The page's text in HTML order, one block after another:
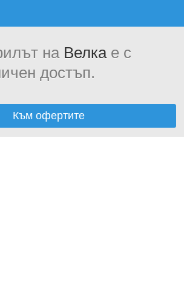
на Велкае с
достъп.
Към офертите